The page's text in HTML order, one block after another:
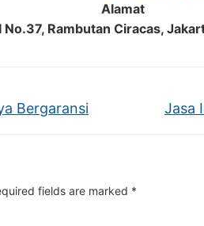
Alamat
Rambutan Ciracas,
Bergaransi Jasa
fields are marked *